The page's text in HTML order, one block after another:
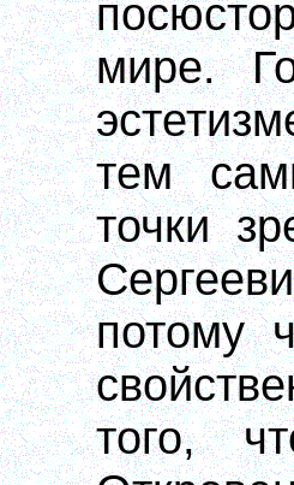
мире.
тем
точки
потому
того,